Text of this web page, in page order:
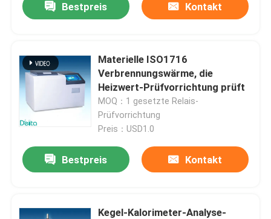
Bestpreis Kontakt
Materielle ISO1716
Verbrennungswärme, die
Heizwert-Prüfvorrichtung prüft
MOQ：1 gesetzte Relais-
Prüfvorrichtung
Preis：USD1.0
Bestpreis Kontakt
Kegel-Kalorimeter-Analyse-